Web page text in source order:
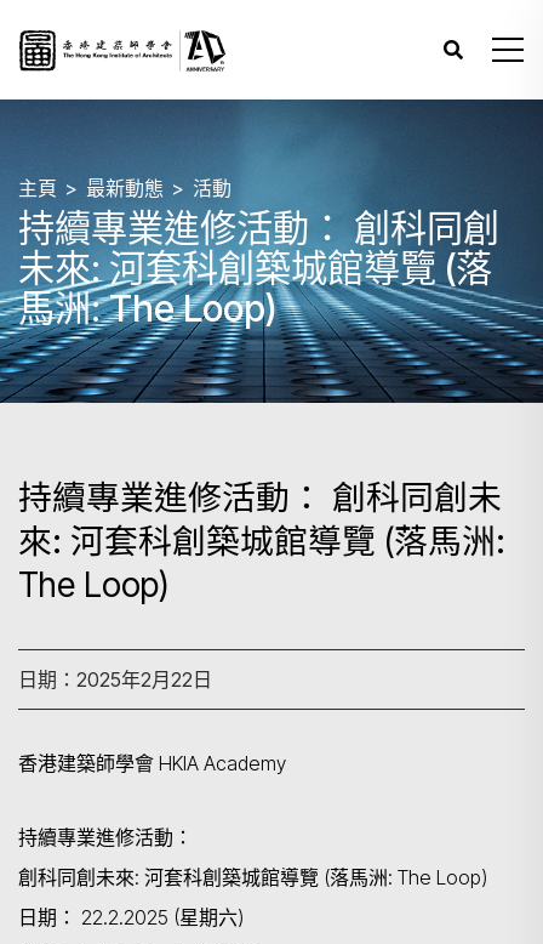
主頁 最新動態 活動
持續專業進修活動： 創科同創
未來: 河套科創築城館導覽 (落
馬洲: The Loop)
持續專業進修活動： 創科同創未
來: 河套科創築城館導覽 (落馬洲:
The Loop)
日期：2025年2月22日
香港建築師學會 HKIA Academy
持續專業進修活動：
創科同創未來: 河套科創築城館導覽 (落馬洲: The Loop)
日期： 22.2.2025 (星期六)